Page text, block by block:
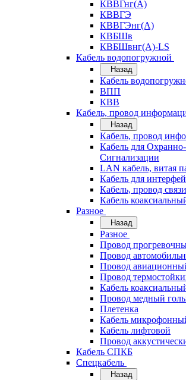
КВВГнг(А)
КВВГЭ
КВВГЭнг(А)
КВБШв
КВБШвнг(А)-LS
Кабель водопогружной
Назад
Кабель
ВПП
КВВ
Кабель, провод
Назад
Кабель, провод
Кабель для
Сигнализации
LAN кабель, витая
Кабель для
Кабель, провод связи
Кабель
Разное
Назад
Разное
Провод
Провод
Провод
Провод
Кабель
Провод медный
Плетенка
Кабель
Кабель лифтовой
Провод
Кабель СПКБ
Спецкабель
Назад